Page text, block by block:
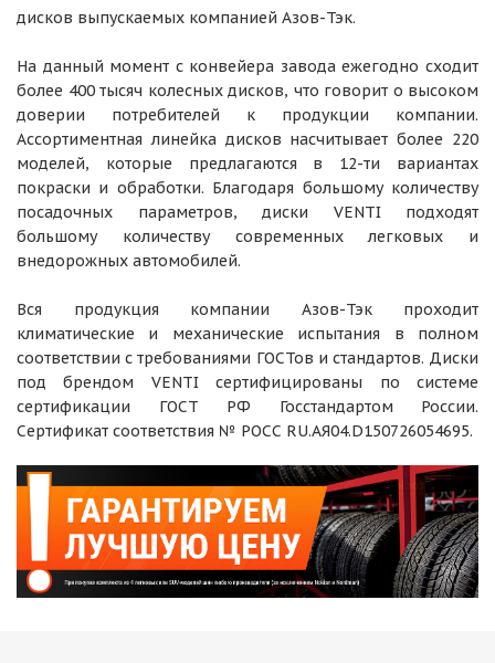
дисков выпускаемых компанией Азов-Тэк.
На данный момент с конвейера завода ежегодно сходит
более 400 тысяч колесных дисков, что говорит о высоком
доверии потребителей к продукции компании.
Ассортиментная линейка дисков насчитывает более 220
моделей, которые предлагаются в 12-ти вариантах
покраски и обработки. Благодаря большому количеству
посадочных параметров, диски VENTI подходят
большому количеству современных легковых и
внедорожных автомобилей.
Вся продукция компании Азов-Тэк проходит
климатические и механические испытания в полном
соответствии с требованиями ГОСТов и стандартов. Диски
под брендом VENTI сертифицированы по системе
сертификации ГОСТ РФ Госстандартом России.
Сертификат соответствия № РОСС RU.AЯ04.D150726054695.